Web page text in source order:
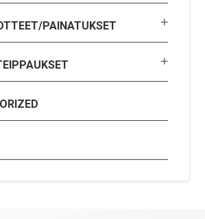
PAINATUKSET